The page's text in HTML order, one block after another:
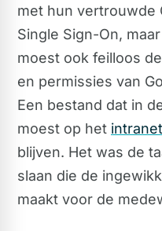
met hun vertrouwde
Single Sign-On,
moest ook feilloos
en permissies van
Een bestand dat in
moest op het intranet
blijven. Het was de
slaan die de
maakt voor de